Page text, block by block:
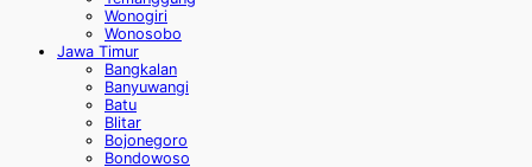
Wonogiri
Wonosobo
Jawa Timur
Bangkalan
Banyuwangi
Batu
Blitar
Bojonegoro
Bondowoso